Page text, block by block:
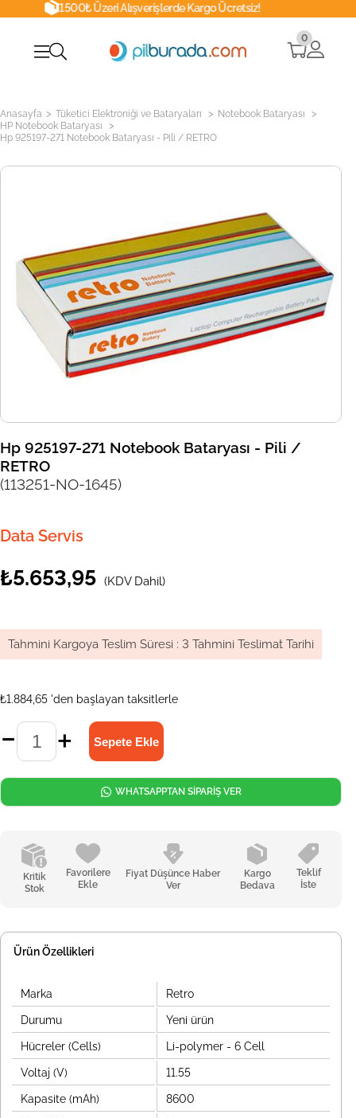
Üzeri Alışverişlerde Kargo Ücretsiz!
0
Anasayfa > Tüketici Elektroniği ve Bataryaları > Notebook Bataryası >
HP Notebook Bataryası >
Hp 925197-271 Notebook Bataryası - Pili / RETRO
Hp 925197-271 Notebook Bataryası - Pili /
RETRO
(113251-NO-1645)
Data Servis
₺5.653,95 (KDV Dahil)
Tahmini Kargoya Teslim Süresi : 3 Tahmini Teslimat Tarihi
₺1.884,65 'den başlayan taksitlerle
Kritik
Stok
Favorilere
Ekle
Fiyat Düşünce Haber
Ver
Kargo
Bedava
Teklif
İste
WHATSAPPTAN SİPARİŞ VER
Ürün Özellikleri
Marka Retro
Durumu Yeni ürün
Hücreler (Cells) Li-polymer - 6 Cell
Voltaj (V) 11.55
Kapasite (mAh) 8600